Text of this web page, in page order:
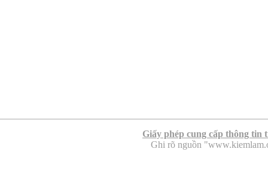
Giấy phép cung cấp thông tin
Ghi rõ nguồn